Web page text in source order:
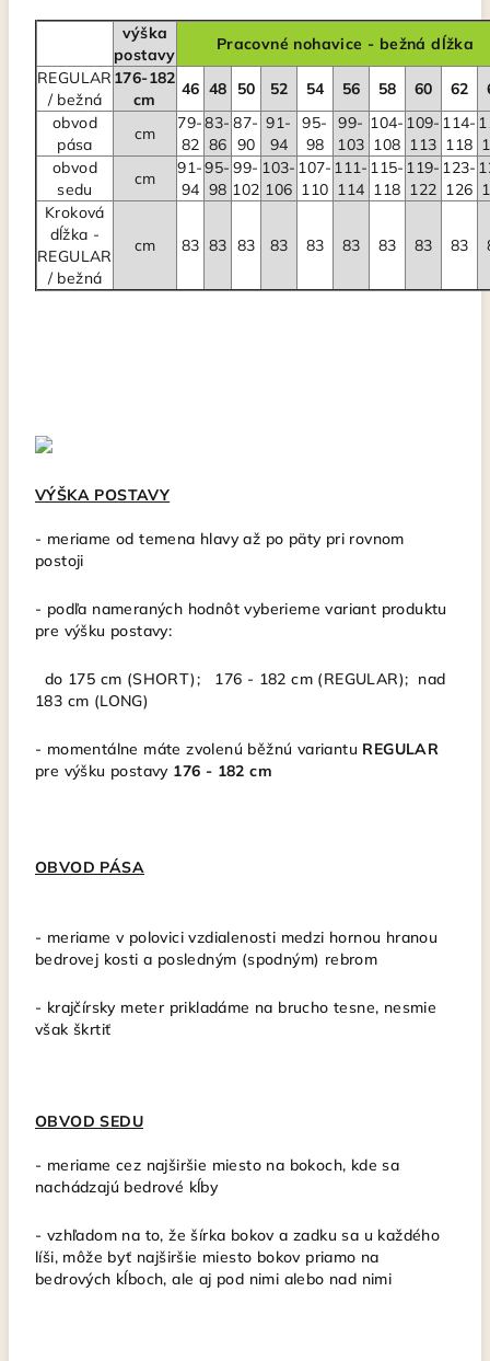
výška
postavy
Pracovné nohavice - bežná dĺžka
REGULAR
/ bežná
176-182
cm
46 48 50 52 54 56 58 60 62
obvod
pása
cm
79-
82
83-
86
87-
90
91-
94
95-
98
99-
103
104-
108
109-
113
114-
118
obvod
sedu
cm
91-
94
95-
98
99-
102
103-
106
107-
110
111-
114
115-
118
119-
122
123-
126
Kroková
dĺžka -
REGULAR
/ bežná
cm 83 83 83 83 83 83 83 83 83
VÝŠKA POSTAVY
- meriame od temena hlavy až po päty pri rovnom
postoji
- podľa nameraných hodnôt vyberieme variant produktu
pre výšku postavy:
do 175 cm (SHORT); 176 - 182 cm (REGULAR); nad
183 cm (LONG)
- momentálne máte zvolenú běžnú variantu REGULAR
pre výšku postavy 176 - 182 cm
OBVOD PÁSA
- meriame v polovici vzdialenosti medzi hornou hranou
bedrovej kosti a posledným (spodným) rebrom
- krajčírsky meterprikladáme na brucho tesne, nesmie
však škrtiť
OBVOD SEDU
- meriame cez najširšie miesto na bokoch, kde sa
nachádzajú bedrové kĺby
- vzhľadom na to, že šírka bokov a zadku sa u každého
líši, môže byť najširšie miesto bokov priamo na
bedrových kĺboch, ale aj pod nimi alebo nad nimi